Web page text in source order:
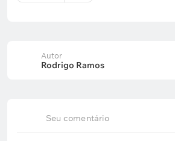
Autor
Rodrigo Ramos
Seu comentário